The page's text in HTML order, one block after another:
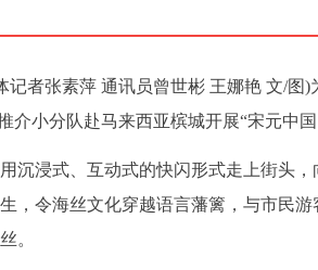
记者张素萍 通讯员曾世彬 王娜艳 文/图
介小分队赴马来西亚槟城开展“宋元中
沉浸式、互动式的快闪形式走上街头
，令海丝文化穿越语言藩篱，与市民
。